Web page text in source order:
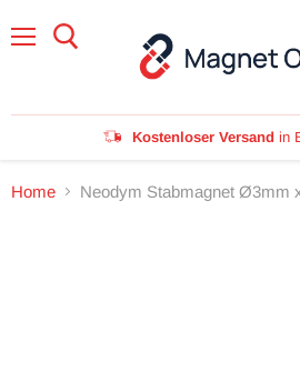
Kostenloser Versand in
Home Neodym Stabmagnet Ø3mm